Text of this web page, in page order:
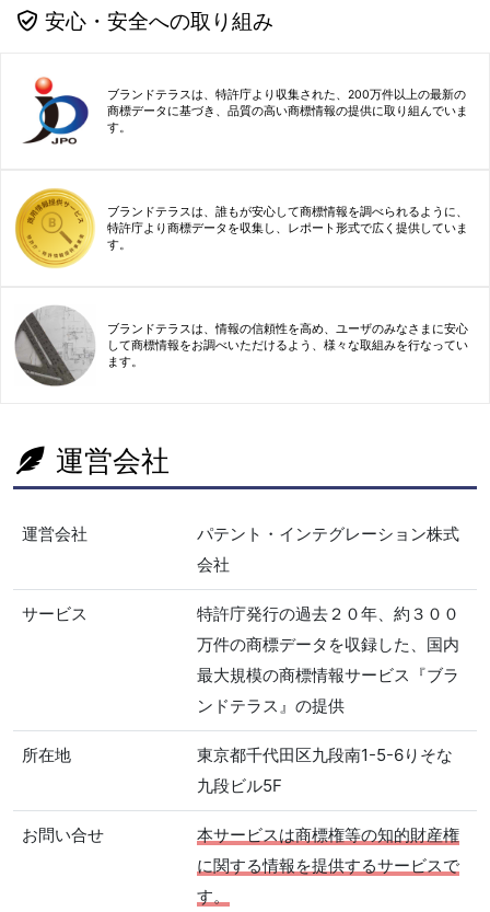
安心・安全への取り組み
ブランドテラスは、特許庁より収集された、200万件以上の最新の
商標データに基づき、品質の高い商標情報の提供に取り組んでいま
す。
ブランドテラスは、誰もが安心して商標情報を調べられるように、
特許庁より商標データを収集し、レポート形式で広く提供していま
す。
ブランドテラスは、情報の信頼性を高め、ユーザのみなさまに安心
して商標情報をお調べいただけるよう、様々な取組みを行なってい
ます。
運営会社
運営会社
パテント・インテグレーション株式
会社
サービス
特許庁発行の過去２０年、約３００
万件の商標データを収録した、国内
最大規模の商標情報サービス『ブラ
ンドテラス』の提供
所在地
東京都千代田区九段南1-5-6りそな
九段ビル5F
お問い合せ
本サービスは商標権等の知的財産権
に関する情報を提供するサービスで
す。